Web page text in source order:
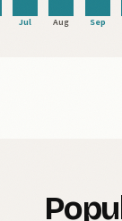
Jul Aug Sep